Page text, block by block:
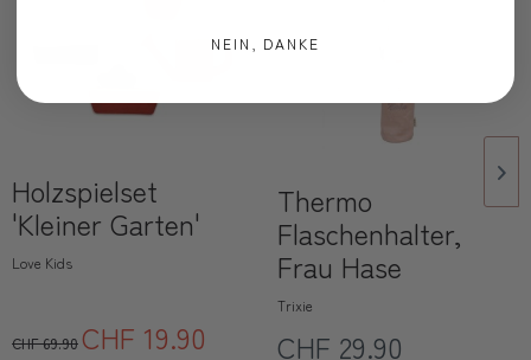
Holzspielset
'Kleiner Garten'
Love Kids
CHF 69.90CHF 19.90
Thermo
Flaschenhalter,
Frau Hase
Trixie
CHF 29.90
NEIN, DANKE